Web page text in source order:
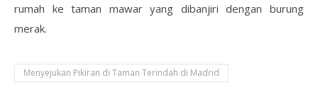
rumah ke taman mawar yang dibanjiri dengan burung
merak.
Menyejukan Pikiran di Taman Terindah di Madrid